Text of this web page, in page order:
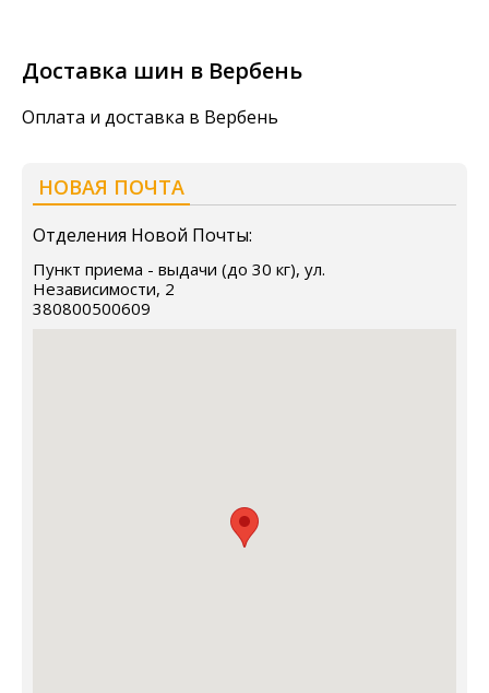
Доставка шин в Вербень
Оплата и доставка в Вербень
НОВАЯ ПОЧТА
Отделения Новой Почты:
Пункт приема - выдачи (до 30 кг), ул.
Независимости, 2
380800500609